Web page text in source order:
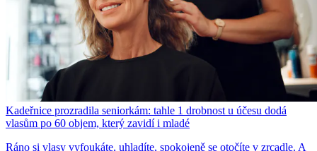
Kadeřnice prozradila seniorkám: tahle 1 drobnost u účesu dodá
vlasům po 60 objem, který zavidí i mladé
Ráno si vlasy vyfoukáte, uhladíte, spokojeně se otočíte v zrcadle. A